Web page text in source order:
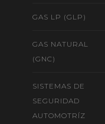
GAS LP (GLP)
GAS NATURAL
(GNC)
SISTEMAS DE
SEGURIDAD
AUTOMOTRÍZ